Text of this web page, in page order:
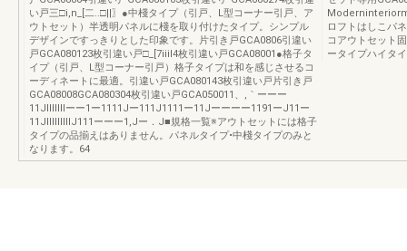
い戸三□i,n_[二..□||〗●中棧タイプ（引戸、L型コーナー引戸、ア
ウトセット）半透明パネルに棧を取り付けたタイプ。シンプル
デザインですっきりとした印象です。片引き戸GCA0806引違い
戸GCA080123枚引違い戸□_[7iiiI4枚引違い戸GCA08001●格子タ
イプ（引戸、L型コーナー引戸）格子タイプは和を感じさせるコ
ーディネートに最適。引違い戸GCA080143枚引違い戸片引き戸
GCA08008GCA080304枚引違い戸GCA050011、,｀ーーー
11JIIIIIIIーー1ー1111Jー111J1111ー11Jーーーー1191ーJ11ー
11JIIIIIIIIIJ111ーーー1,Jー．J■規格一覧※アウトセットには格子
タイプの品揃えはありません。パネルタイプ•中棧タイプのみと
なります。64
ロフトはしこパ
コアウトセット
ータイプハイタ